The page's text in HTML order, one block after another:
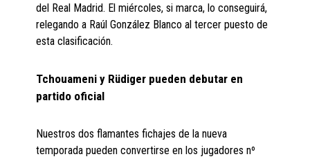
del Real Madrid. El miércoles, si marca, lo conseguirá,
relegando a Raúl González Blanco al tercer puesto de
esta clasificación.
Tchouameni y Rüdiger pueden debutar en
partido oficial
Nuestros dos flamantes fichajes de la nueva
temporada pueden convertirse en los jugadores nº